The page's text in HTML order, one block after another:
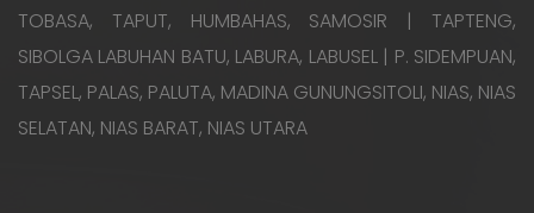
TOBASA, TAPUT, HUMBAHAS, SAMOSIR | TAPTENG,
SIBOLGA LABUHAN BATU, LABURA, LABUSEL | P. SIDEMPUAN,
TAPSEL, PALAS, PALUTA, MADINA GUNUNGSITOLI, NIAS, NIAS
SELATAN, NIAS BARAT, NIAS UTARA